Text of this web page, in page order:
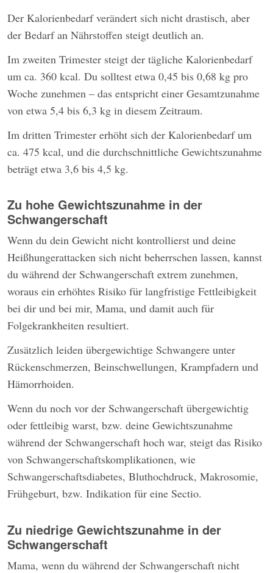
Der Kalorienbedarf verändert sich nicht drastisch, aber
der Bedarf an Nährstoffen steigt deutlich an.
Im zweiten Trimester steigt der tägliche Kalorienbedarf
um ca. 360 kcal. Du solltest etwa 0,45 bis 0,68 kg pro
Woche zunehmen – das entspricht einer Gesamtzunahme
von etwa 5,4 bis 6,3 kg in diesem Zeitraum.
Im dritten Trimester erhöht sich der Kalorienbedarf um
ca. 475 kcal, und die durchschnittliche Gewichtszunahme
beträgt etwa 3,6 bis 4,5 kg.
Zu hohe Gewichtszunahme in der
Schwangerschaft
Wenn du dein Gewicht nicht kontrollierst und deine
Heißhungerattacken sich nicht beherrschen lassen, kannst
du während der Schwangerschaft extrem zunehmen,
woraus ein erhöhtes Risiko für langfristige Fettleibigkeit
bei dir und bei mir, Mama, und damit auch für
Folgekrankheiten resultiert.
Zusätzlich leiden übergewichtige Schwangere unter
Rückenschmerzen, Beinschwellungen, Krampfadern und
Hämorrhoiden.
Wenn du noch vor der Schwangerschaft übergewichtig
oder fettleibig warst, bzw. deine Gewichtszunahme
während der Schwangerschaft hoch war, steigt das Risiko
von Schwangerschaftskomplikationen, wie
Schwangerschaftsdiabetes, Bluthochdruck, Makrosomie,
Frühgeburt, bzw. Indikation für eine Sectio.
Zu niedrige Gewichtszunahme in der
Schwangerschaft
Mama, wenn du während der Schwangerschaft nicht